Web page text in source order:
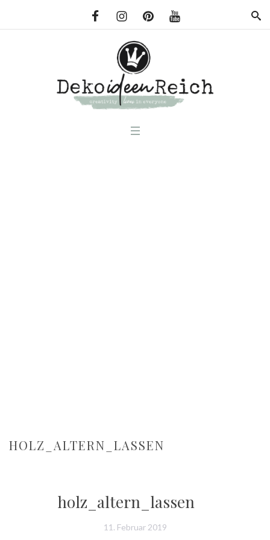
HOLZ_ALTERN_LASSEN
holz_altern_lassen
11. Februar 2019